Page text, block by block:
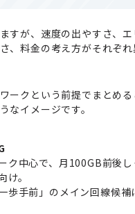
すが、速度の出やすさ、エ
、料金の考え方がそれぞれ
ークという前提でまとめ
なイメージです。
ク中心で、月100GB前後し
け。
歩手前」のメイン回線候補